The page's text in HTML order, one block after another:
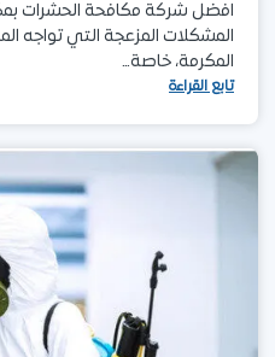
افضل شركة مكافحة الحشرات
المشكلات المزعجة التي تواجه
المكرمة، خاصة…
تابع القراءة